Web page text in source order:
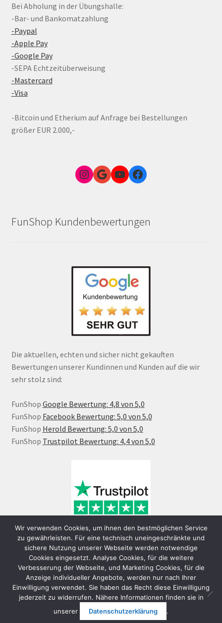
Bei Abholung in der Übungshalle:
-Bar- und Bankomatzahlung
-Paypal
-Apple Pay
-Google Pay
-SEPA Echtzeitüberweisung
-Mastercard
-Visa
-Bitcoin und Etherium auf Anfrage bei Bestellungen
größer EUR 2.000,-
Instagram
Google Link zum FunShop WienYouTubeFacebook
FunShop Kundenbewertungen
Die aktuellen, echten und sicher nicht gekauften
Bewertungen unserer Kundinnen und Kunden auf die wir
sehr stolz sind:
FunShop Google Bewertung: 4,8 von 5,0
FunShop Facebook Bewertung: 5,0 von 5,0
FunShop Herold Bewertung: 5,0 von 5,0
FunShop Trustpilot Bewertung: 4,4 von 5,0
© FunShop Wien - Hochqualitative Elektromobilität 2026
Datenschutzerklärung
Erstellt mit WooCommerce
Wir verwenden Cookies, um ihnen den bestmöglichen Service
zu gewährleisten. Für eine technisch uneingeschränkte und
sichere Nutzung unserer Webseite werden notwendige
Cookies eingesetzt. Analyse Cookies, für die weitere
Verbesserung der Webseite, und Marketing Cookies, für die
Anzeige individueller Angebote, werden nur nach Ihrer
Einwilligung verwendet. Sie haben das Recht diese Einwilligung
jederzeit zu widerrufen. Nähere Informationen finden sie in
unserer
Datenschutzerklärung .